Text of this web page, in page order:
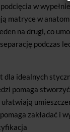
w
matryce w
na drugi, co
podczas
dla idealnych
pomaga
zakładać i